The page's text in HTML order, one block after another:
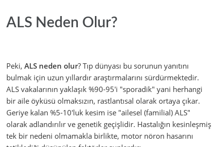
ALS Neden Olur?
Peki, ALS neden olur? Tıp dünyası bu sorunun yanıtını
bulmak için uzun yıllardır araştırmalarını sürdürmektedir.
ALS vakalarının yaklaşık %90-95'i "sporadik" yani herhangi
bir aile öyküsü olmaksızın, rastlantısal olarak ortaya çıkar.
Geriye kalan %5-10'luk kesim ise "ailesel (familial) ALS"
olarak adlandırılır ve genetik geçişlidir. Hastalığın kesinleşmiş
tek bir nedeni olmamakla birlikte, motor nöron hasarını